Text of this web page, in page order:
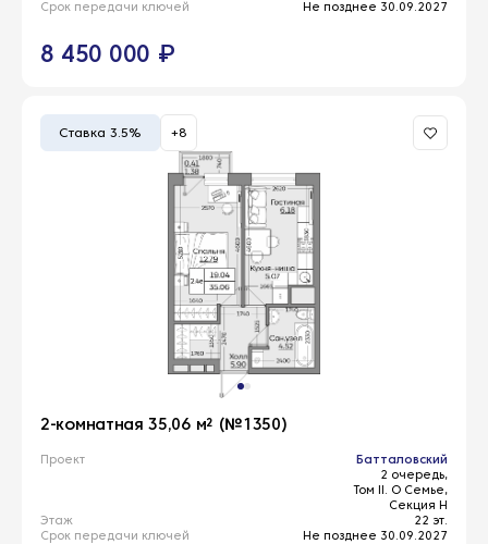
Срок передачи ключей
Не позднее 30.09.2027
8 450 000 ₽
Ставка 3.5% +8
2-комнатная 35,06 м² (№1350)
Проект
Батталовский
2 очередь,
Том II. О Семье,
Секция Н
Этаж
22 эт.
Срок передачи ключей
Не позднее 30.09.2027